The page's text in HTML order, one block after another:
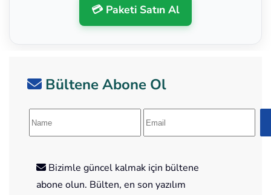
💳 Paketi Satın Al
Bültene Abone Ol
Bizimle güncel kalmak için bültene
abone olun. Bülten, en son yazılım